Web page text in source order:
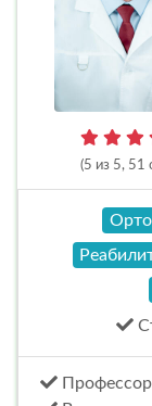
(5 из 5, 51